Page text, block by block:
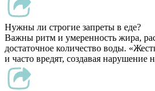
Нужны ли строгие запреты в еде?
Важны ритм и умеренность жира,
достаточное количество воды.
и часто вредят, создавая нарушение